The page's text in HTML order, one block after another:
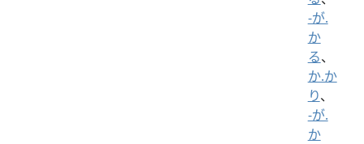
-が.
か
る、
か.か
り、
-が.
か